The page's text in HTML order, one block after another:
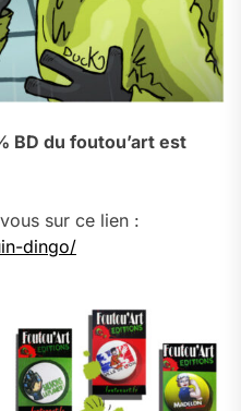
BD du foutou’art est
sur ce lien :
dingo/